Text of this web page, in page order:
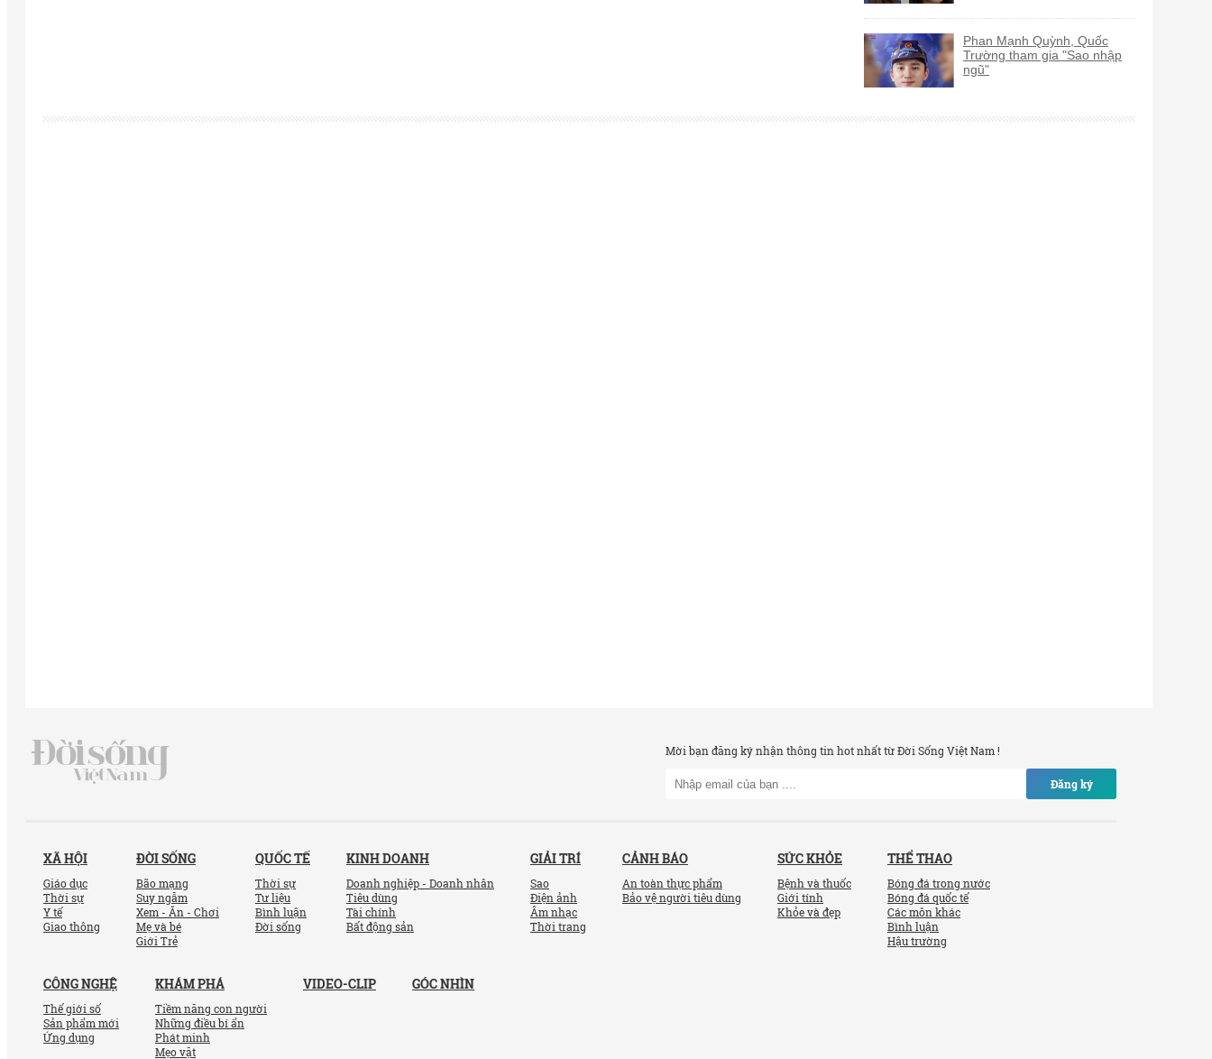
Phan Mạnh Quỳnh, Quốc
Trường tham gia "Sao nhập
ngũ"
Mời bạn đăng ký nhận thông tin hot nhất từ Đời Sống Việt Nam !
Đăng ký
XÃ HỘI
Giáo dục
Thời sự
Y tế
Giao thông
ĐỜI SỐNG
Bão mạng
Suy ngẫm
Xem - Ăn - Chơi
Mẹ và bé
Giới Trẻ
QUỐC TẾ
Thời sự
Tư liệu
Bình luận
Đời sống
KINH DOANH
Doanh nghiệp - Doanh nhân
Tiêu dùng
Tài chính
Bất động sản
GIẢI TRÍ
Sao
Điện ảnh
Âm nhạc
Thời trang
CẢNH BÁO
An toàn thực phẩm
Bảo vệ người tiêu dùng
SỨC KHỎE
Bệnh và thuốc
Giới tính
Khỏe và đẹp
THỂ THAO
Bóng đá trong nước
Bóng đá quốc tế
Các môn khác
Bình luận
Hậu trường
CÔNG NGHỆ
Thế giới số
Sản phẩm mới
Ứng dụng
KHÁM PHÁ
Tiềm năng con người
Những điều bí ẩn
Phát minh
Mẹo vặt
VIDEO-CLIP GÓC NHÌN